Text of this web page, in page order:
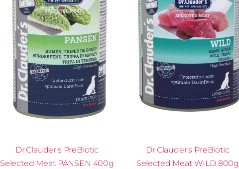
Dr.Clauder's PreBiotic
Selected Meat PANSEN 400g
Dr.Clauder's PreBiotic
Selected Meat WILD 800g